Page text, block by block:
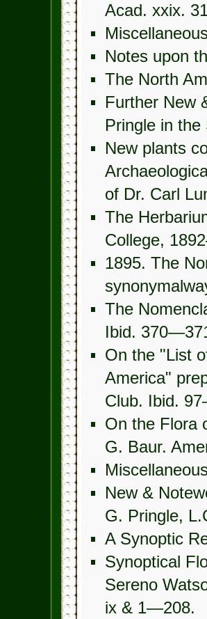
Acad. xxix.
Notes upon
The North
Further New
Pringle in
New plants
of Dr. Carl
The
College,
1895. The
The
Ibid.
On the "List
America"
Club. Ibid.
On the Flora
G. Baur.
New &
G. Pringle,
A Synoptic
Synoptical
Sereno
ix & 1—208.